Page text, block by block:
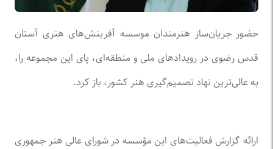
حضور جریان‌ساز هنرمندان موسسه آفرینش‌های هنری آستان
قدس رضوی در رویداد‌های ملی و منطقه‌ای، پای این مجموعه را،
به عالی‌ترین نهاد تصمیم‌گیری هنر کشور، باز کرد.
ارائه گزارش فعالیت‌های این مؤسسه در شورای عالی هنر جمهوری